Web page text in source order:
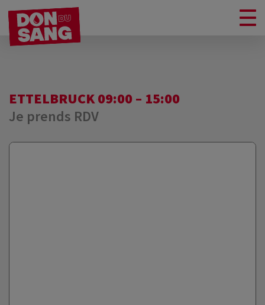
ETTELBRUCK 09:00 – 15:00
Je prends RDV